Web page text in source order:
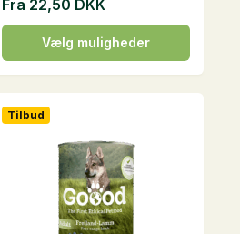
Fra 22,50 DKK
Vælg muligheder
Dette
vare
har
flere
varianter.
Mulighederne
Tilbud